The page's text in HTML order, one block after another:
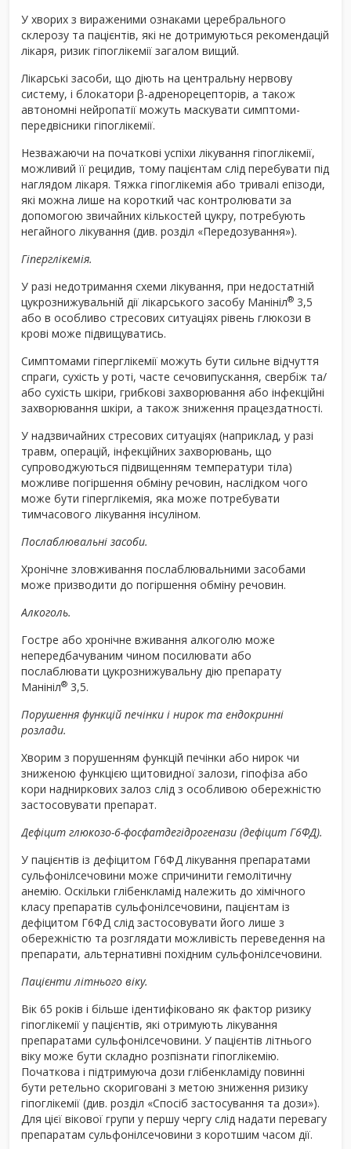
У хворих з вираженими ознаками церебрального
склерозу та пацієнтів, які не дотримуються рекомендацій
лікаря, ризик гіпоглікемії загалом вищий.
Лікарські засоби, що діють на центральну нервову
систему, і блокатори β-адренорецепторів, а також
автономні нейропатії можуть маскувати симптоми-
передвісники гіпоглікемії.
Незважаючи на початкові успіхи лікування гіпоглікемії,
можливий її рецидив, тому пацієнтам слід перебувати під
наглядом лікаря. Тяжка гіпоглікемія або тривалі епізоди,
які можна лише на короткий час контролювати за
допомогою звичайних кількостей цукру, потребують
негайного лікування (див. розділ «Передозування»).
Гіперглікемія.
У разі недотримання схеми лікування, при недостатній
цукрознижувальній дії лікарського засобу Манініл® 3,5
або в особливо стресових ситуаціях рівень глюкози в
крові може підвищуватись.
Симптомами гіперглікемії можуть бути сильне відчуття
спраги, сухість у роті, часте сечовипускання, свербіж та/
або сухість шкіри, грибкові захворювання або інфекційні
захворювання шкіри, а також зниження працездатності.
У надзвичайних стресових ситуаціях (наприклад, у разі
травм, операцій, інфекційних захворювань, що
супроводжуються підвищенням температури тіла)
можливе погіршення обміну речовин, наслідком чого
може бути гіперглікемія, яка може потребувати
тимчасового лікування інсуліном.
Послаблювальні засоби.
Хронічне зловживання послаблювальними засобами
може призводити до погіршення обміну речовин.
Алкоголь.
Гостре або хронічне вживання алкоголю може
непередбачуваним чином посилювати або
послаблювати цукрознижувальну дію препарату
Манініл® 3,5.
Порушення функцій печінки і нирок та ендокринні
розлади.
Хворим з порушенням функцій печінки або нирок чи
зниженою функцією щитовидної залози, гіпофіза або
кори надниркових залоз слід з особливою обережністю
застосовувати препарат.
Дефіцит глюкозо-6-фосфатдегідрогенази (дефіцит Г6ФД).
У пацієнтів із дефіцитом Г6ФД лікування препаратами
сульфонілсечовини може спричинити гемолітичну
анемію. Оскільки глібенкламід належить до хімічного
класу препаратів сульфонілсечовини, пацієнтам із
дефіцитом Г6ФД слід застосовувати його лише з
обережністю та розглядати можливість переведення на
препарати, альтернативні похідним сульфонілсечовини.
Пацієнти літнього віку.
Вік 65 років і більше ідентифіковано як фактор ризику
гіпоглікемії у пацієнтів, які отримують лікування
препаратами сульфонілсечовини. У пацієнтів літнього
віку може бути складно розпізнати гіпоглікемію.
Початкова і підтримуюча дози глібенкламіду повинні
бути ретельно скориговані з метою зниження ризику
гіпоглікемії (див. розділ «Спосіб застосування та дози»).
Для цієї вікової групи у першу чергу слід надати перевагу
препаратам сульфонілсечовини з коротшим часом дії.